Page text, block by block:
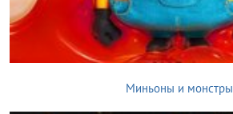
Миньоны и монстры